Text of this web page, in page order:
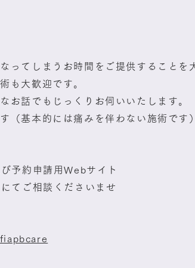
ってしまうお時間をご提供することを
も大歓迎です。
お話でもじっくりお伺いいたします。
（基本的には痛みを伴わない施術です）
予約申請用Webサイト
てご相談くださいませ